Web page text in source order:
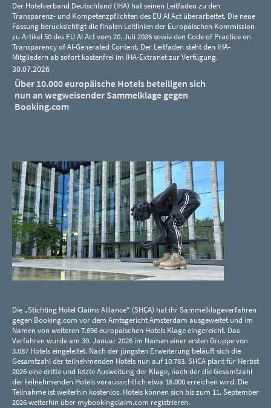
Der Hotelverband Deutschland (IHA) hat seinen Leitfaden zu den
Transparenz- und Kompetenzpflichten des EU AI Act überarbeitet. Die neue
Fassung berücksichtigt die finalen Leitlinien der Europäischen Kommission
zu Artikel 50 des EU AI Act vom 20. Juli 2026 sowie den Code of Practice on
Transparency of AI-Generated Content. Der Leitfaden steht den IHA-
Mitgliedern ab sofort kostenfrei im IHA-Extranet zur Verfügung.
30.07.2026
Über 10.000 europäische Hotels beteiligen sich
nun an wegweisender Sammelklage gegen
Booking.com
Die „Stichting Hotel Claims Alliance“ (SHCA) hat ihr Sammelklageverfahren
gegen Booking.com vor dem Amtsgericht Amsterdam ausgeweitet und im
Namen von weiteren 7.696 europäischen Hotels Klage eingereicht. Das
Verfahren wurde am 30. Januar 2026 im Namen einer ersten Gruppe von
3.087 Hotels eingeleitet. Nach der jüngsten Erweiterung beläuft sich die
Gesamtzahl der teilnehmenden Hotels nun auf 10.783. SHCA plant für Herbst
2026 eine dritte und letzte Ausweitung der Klage, nach der die Gesamtzahl
der teilnehmenden Hotels voraussichtlich etwa 18.000 erreichen wird. Die
Teilnahme ist weiterhin kostenlos. Hotels können sich bis zum 11. September
2026 weiterhin über mybookingclaim.com registrieren.